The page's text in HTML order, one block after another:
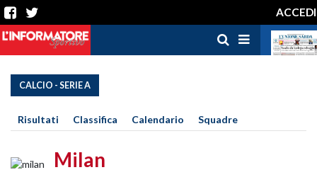
ACCEDI
CALCIO - SERIE A
Risultati Classifica Calendario Squadre
Milan